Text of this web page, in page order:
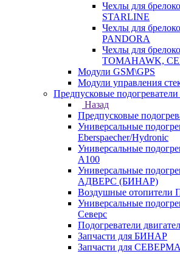
Чехлы для
STARLINE
Чехлы для
PANDORA
Чехлы для
TOMAHAWK,
Модули GSM\GPS
Модули управления
Предпусковые подогреватели
Назад
Предпусковые
Универсальные
Eberspaecher/Hydronic
Универсальные
A100
Универсальные
АДВЕРС (БИНАР)
Воздушные
Универсальные
Северс
Подогреватели
Запчасти для БИНАР
Запчасти для